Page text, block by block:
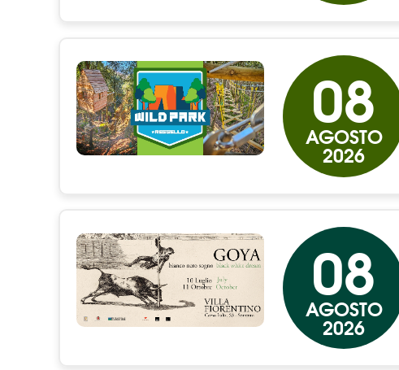
08
AGOSTO
2026
08
AGOSTO
2026